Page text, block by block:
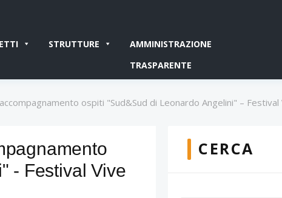
STRUTTURE
AMMINISTRAZIONE
TRASPARENTE
ospiti "Sud&Sud di Leonardo Angelini" – Festival
- Festival Vive
CERCA